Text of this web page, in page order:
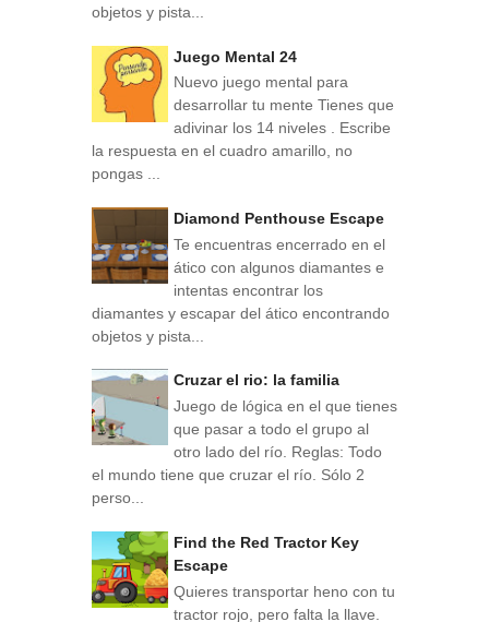
objetos y pista...
Juego Mental 24
Nuevo juego mental para
desarrollar tu mente Tienes que
adivinar los 14 niveles . Escribe
la respuesta en el cuadro amarillo, no
pongas ...
Diamond Penthouse Escape
Te encuentras encerrado en el
ático con algunos diamantes e
intentas encontrar los
diamantes y escapar del ático encontrando
objetos y pista...
Cruzar el rio: la familia
Juego de lógica en el que tienes
que pasar a todo el grupo al
otro lado del río. Reglas: Todo
el mundo tiene que cruzar el río. Sólo 2
perso...
Find the Red Tractor Key
Escape
Quieres transportar heno con tu
tractor rojo, pero falta la llave.